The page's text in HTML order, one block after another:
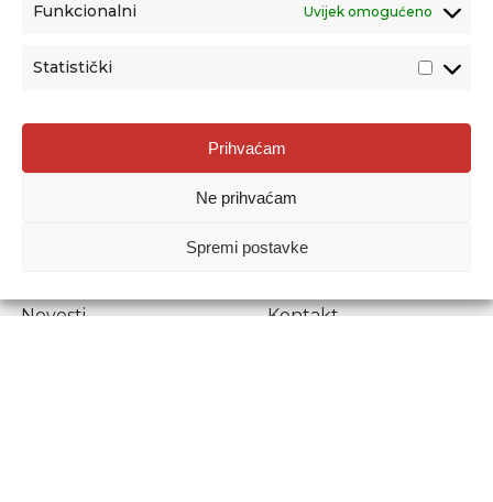
Funkcionalni Uvijek omogućeno
Statistički
Prihvaćam
Ne prihvaćam
Spremi postavke
Agencija za odgoj i obrazovanje
Donje Svetice 38, 10000 Zagreb
1778129
Prenošenje sadržaja dopušteno je uz navođenje izvora.
Novosti
Kontakt